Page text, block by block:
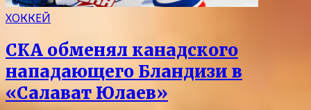
ХОККЕЙ
СКА обменял канадского
нападающего Бландизи в
«Салават Юлаев»